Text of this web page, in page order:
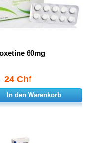
60mg
24 Chf
In den Warenkorb